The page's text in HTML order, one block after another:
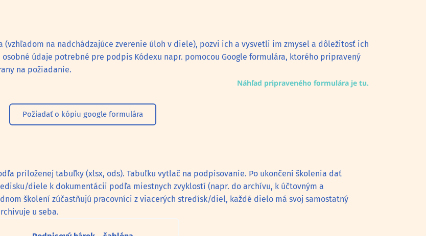
na nadchádzajúce zverenie úloh v diele), pozvi ich a vysvetli im zmysel a dôležitosť ich
údaje potrebné pre podpis Kódexu napr. pomocou Google formulára, ktorého pripravený
na požiadanie.
Náhľad pripraveného formulára je tu.
Požiadať o kópiu google formulára
priloženej tabuľky (xlsx, ods). Tabuľku vytlač na podpisovanie. Po ukončení školenia dať
diele k dokumentácii podľa miestnych zvyklostí (napr. do archívu, k účtovným a
školení zúčastňujú pracovníci z viacerých stredísk/diel, každé dielo má svoj samostatný
u seba.